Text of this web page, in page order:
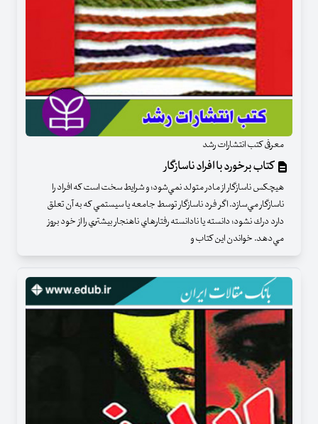
معرفی کتب انتشارات رشد
کتاب برخورد با افراد ناسازگار
هيچكس ناسازگار از مادر متولد نمي‌شود؛ و شرايط سخت است كه افراد را
ناسازگار مي‌سازد. اگر فرد ناسازگار توسط جامعه يا سيستمي كه به آن تعلق
دارد درك نشود؛ دانسته يا نادانسته رفتارهاي ناهنجار بيشتري را از خود بروز
مي‌دهد. خواندن اين كتاب و